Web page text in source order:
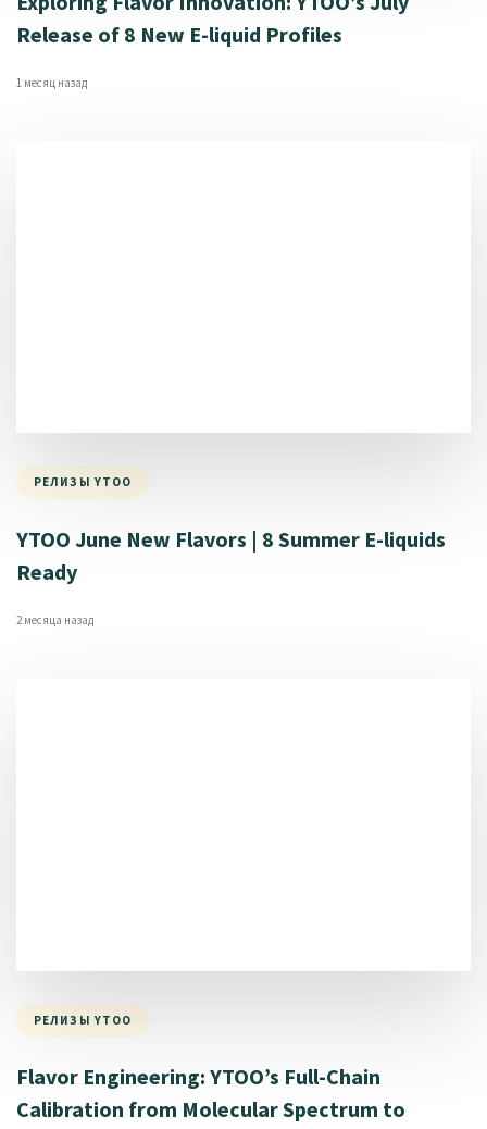
Release of 8 New E-liquid Profiles
1 месяц назад
РЕЛИЗЫ YTOO
YTOO June New Flavors | 8 Summer E-liquids
Ready
2 месяца назад
РЕЛИЗЫ YTOO
Flavor Engineering: YTOO’s Full-Chain
Calibration from Molecular Spectrum to